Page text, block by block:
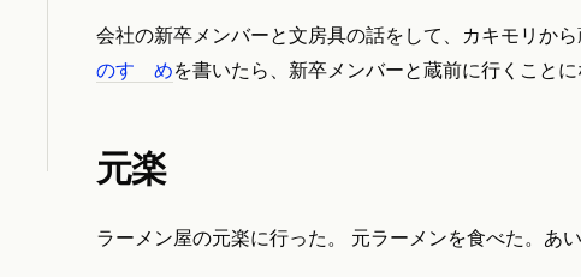
会社の新卒メンバーと文房具の話をして、カキモリか
のすゝめを書いたら、新卒メンバーと蔵前に行くことに
元楽
ラーメン屋の元楽に行った。 元ラーメンを食べた。あ